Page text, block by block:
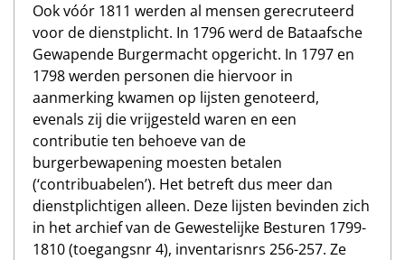
Ook vóór 1811 werden al mensen gerecruteerd
voor de dienstplicht. In 1796 werd de Bataafsche
Gewapende Burgermacht opgericht. In 1797 en
1798 werden personen die hiervoor in
aanmerking kwamen op lijsten genoteerd,
evenals zij die vrijgesteld waren en een
contributie ten behoeve van de
burgerbewapening moesten betalen
(‘contribuabelen’). Het betreft dus meer dan
dienstplichtigen alleen. Deze lijsten bevinden zich
in het archief van de Gewestelijke Besturen 1799-
1810 (toegangsnr 4), inventarisnrs 256-257. Ze